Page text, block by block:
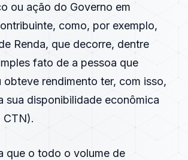
ou ação do Governo em
como, por exemplo,
Renda, que decorre, dentre
fato de a pessoa que
obteve rendimento ter, com isso,
sua disponibilidade econômica
CTN).
que o todo o volume de